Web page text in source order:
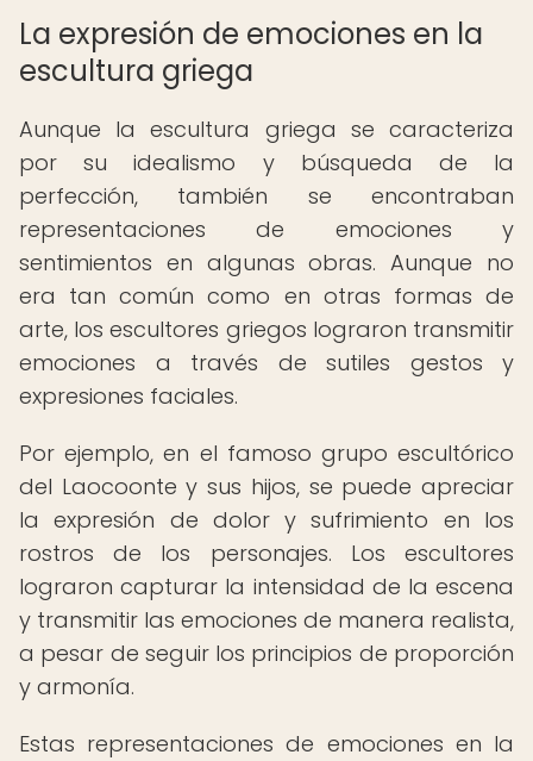
La expresión de emociones en la
escultura griega
Aunque la escultura griega se caracteriza
por su idealismo y búsqueda de la
perfección, también se encontraban
representaciones de emociones y
sentimientos en algunas obras. Aunque no
era tan común como en otras formas de
arte, los escultores griegos lograron transmitir
emociones a través de sutiles gestos y
expresiones faciales.
Por ejemplo, en el famoso grupo escultórico
del Laocoonte y sus hijos, se puede apreciar
la expresión de dolor y sufrimiento en los
rostros de los personajes. Los escultores
lograron capturar la intensidad de la escena
y transmitir las emociones de manera realista,
a pesar de seguir los principios de proporción
y armonía.
Estas representaciones de emociones en la